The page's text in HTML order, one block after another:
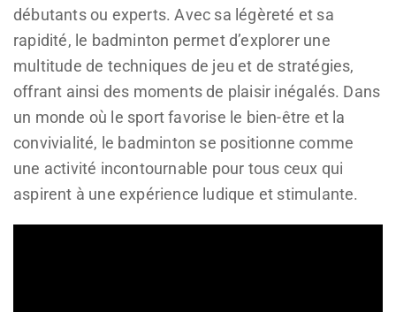
débutants ou experts. Avec sa légèreté et sa
rapidité, le badminton permet d’explorer une
multitude de techniques de jeu et de stratégies,
offrant ainsi des moments de plaisir inégalés. Dans
un monde où le sport favorise le bien-être et la
convivialité, le badminton se positionne comme
une activité incontournable pour tous ceux qui
aspirent à une expérience ludique et stimulante.